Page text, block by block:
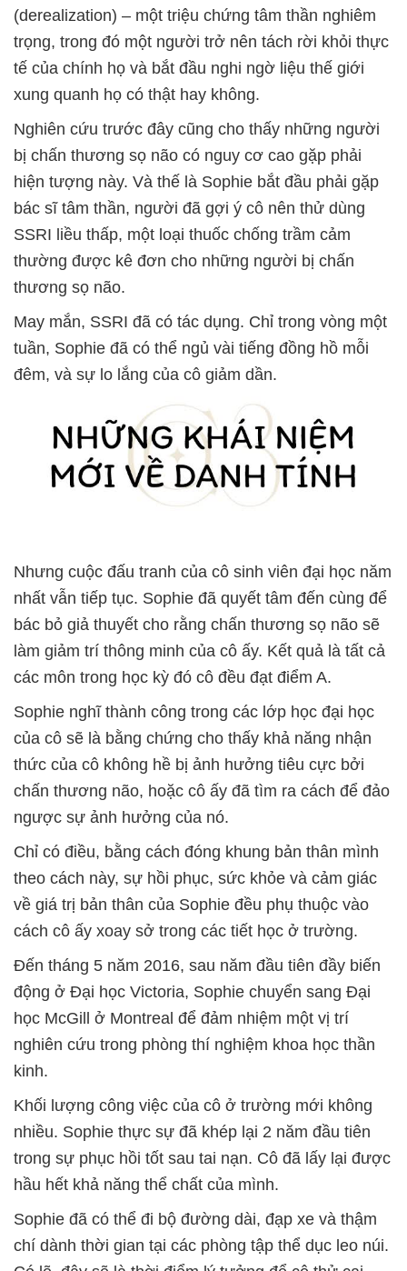
(derealization) – một triệu chứng tâm thần nghiêm
trọng, trong đó một người trở nên tách rời khỏi thực
tế của chính họ và bắt đầu nghi ngờ liệu thế giới
xung quanh họ có thật hay không.
Nghiên cứu trước đây cũng cho thấy những người
bị chấn thương sọ não có nguy cơ cao gặp phải
hiện tượng này. Và thế là Sophie bắt đầu phải gặp
bác sĩ tâm thần, người đã gợi ý cô nên thử dùng
SSRI liều thấp, một loại thuốc chống trầm cảm
thường được kê đơn cho những người bị chấn
thương sọ não.
May mắn, SSRI đã có tác dụng. Chỉ trong vòng một
tuần, Sophie đã có thể ngủ vài tiếng đồng hồ mỗi
đêm, và sự lo lắng của cô giảm dần.
Nhưng cuộc đấu tranh của cô sinh viên đại học năm
nhất vẫn tiếp tục. Sophie đã quyết tâm đến cùng để
bác bỏ giả thuyết cho rằng chấn thương sọ não sẽ
làm giảm trí thông minh của cô ấy. Kết quả là tất cả
các môn trong học kỳ đó cô đều đạt điểm A.
Sophie nghĩ thành công trong các lớp học đại học
của cô sẽ là bằng chứng cho thấy khả năng nhận
thức của cô không hề bị ảnh hưởng tiêu cực bởi
chấn thương não, hoặc cô ấy đã tìm ra cách để đảo
ngược sự ảnh hưởng của nó.
Chỉ có điều, bằng cách đóng khung bản thân mình
theo cách này, sự hồi phục, sức khỏe và cảm giác
về giá trị bản thân của Sophie đều phụ thuộc vào
cách cô ấy xoay sở trong các tiết học ở trường.
Đến tháng 5 năm 2016, sau năm đầu tiên đầy biến
động ở Đại học Victoria, Sophie chuyển sang Đại
học McGill ở Montreal để đảm nhiệm một vị trí
nghiên cứu trong phòng thí nghiệm khoa học thần
kinh.
Khối lượng công việc của cô ở trường mới không
nhiều. Sophie thực sự đã khép lại 2 năm đầu tiên
trong sự phục hồi tốt sau tai nạn. Cô đã lấy lại được
hầu hết khả năng thể chất của mình.
Sophie đã có thể đi bộ đường dài, đạp xe và thậm
chí dành thời gian tại các phòng tập thể dục leo núi.